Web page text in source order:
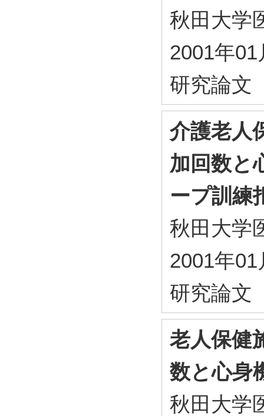
秋田大
2001年01
研究論文
介護老人
加回数と
ープ訓練
秋田大
2001年01
研究論文
老人保健
数と心身
秋田大